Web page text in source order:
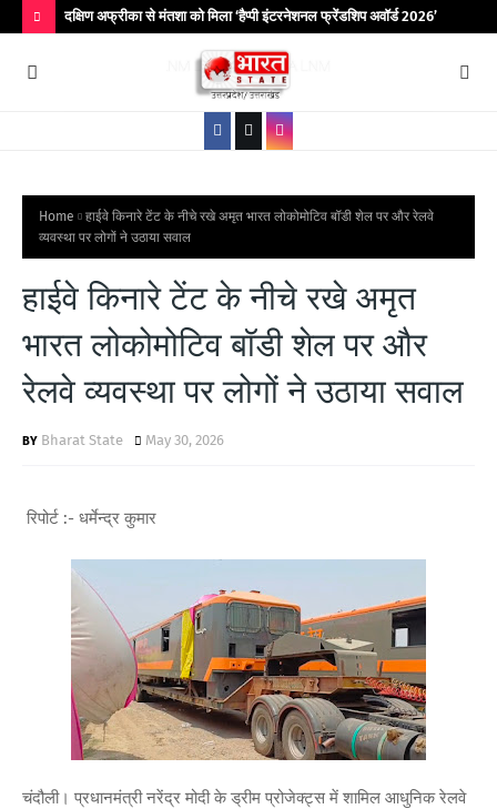
O
दक्षिण अफ्रीका से मंतशा को मिला ‘हैप्पी इंटरनेशनल फ्रेंडशिप अवॉर्ड 2026’
Home
हाईवे किनारे टेंट के नीचे रखे अमृत भारत लोकोमोटिव बॉडी शेल पर और रेलवे
व्यवस्था पर लोगों ने उठाया सवाल
हाईवे किनारे टेंट के नीचे रखे अमृत
भारत लोकोमोटिव बॉडी शेल पर और
रेलवे व्यवस्था पर लोगों ने उठाया सवाल
Bharat State May 30, 2026
रिपोर्ट :- धर्मेन्द्र कुमार
चंदौली। प्रधानमंत्री नरेंद्र मोदी के ड्रीम प्रोजेक्ट्स में शामिल आधुनिक रेलवे